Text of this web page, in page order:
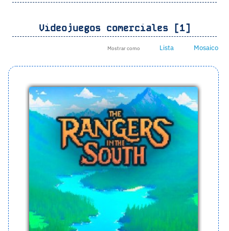
Videojuegos comerciales [1]
Mostrar como Lista Mosaico